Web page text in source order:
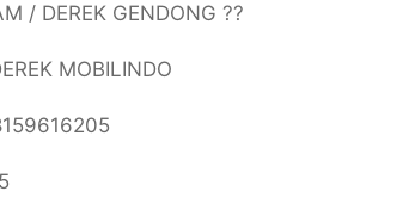
/ DEREK GENDONG ??
MOBILINDO